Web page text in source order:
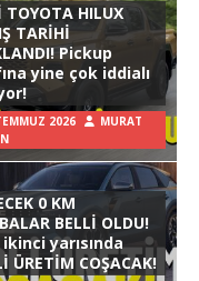
TOYOTA HILUX
TARİHİ
Pickup
yine çok iddialı
2026
MURAT
0 KM
BELLİ OLDU!
ikinci yarısında
ÜRETİM COŞACAK!